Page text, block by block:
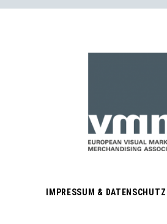
IMPRESSUM & DATENSCHUTZ